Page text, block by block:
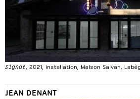
Signal , 2021, installation, Maison Salvan,
JEAN DENANT